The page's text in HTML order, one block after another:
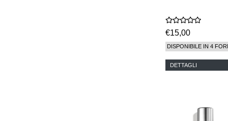
€15,00
DISPONIBILE IN 4
DETTAGLI